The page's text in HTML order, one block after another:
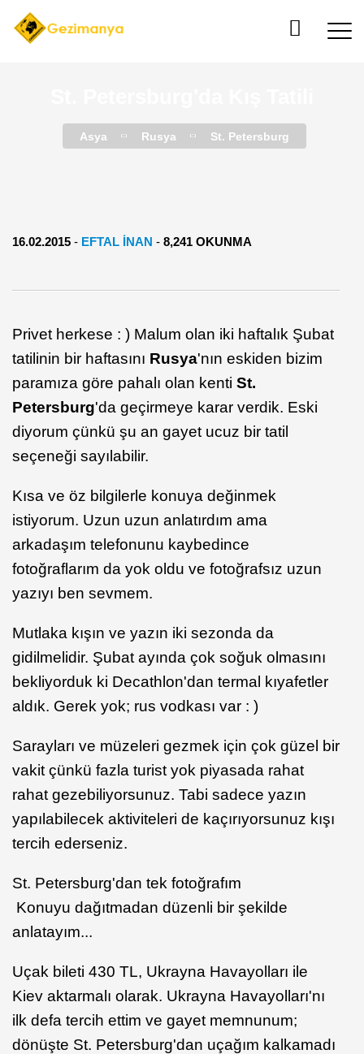
Asya Rusya St. Petersburg
16.02.2015 - EFTAL INAN - 8,241 OKUNMA
Privet herkese : ) Malum olan iki haftalık Şubat
tatilinin bir haftasını Rusya'nın eskiden bizim
paramıza göre pahalı olan kenti St.
Petersburg'da geçirmeye karar verdik. Eski
diyorum çünkü şu an gayet ucuz bir tatil
seçeneği sayılabilir.
Kısa ve öz bilgilerle konuya değinmek
istiyorum. Uzun uzun anlatırdım ama
arkadaşım telefonunu kaybedince
fotoğraflarım da yok oldu ve fotoğrafsız uzun
yazıyı ben sevmem.
Mutlaka kışın ve yazın iki sezonda da
gidilmelidir. Şubat ayında çok soğuk olmasını
bekliyorduk ki Decathlon'dan termal kıyafetler
aldık. Gerek yok; rus vodkası var : )
Sarayları ve müzeleri gezmek için çok güzel bir
vakit çünkü fazla turist yok piyasada rahat
rahat gezebiliyorsunuz. Tabi sadece yazın
yapılabilecek aktiviteleri de kaçırıyorsunuz kışı
tercih ederseniz.
St. Petersburg'dan tek fotoğrafım
Konuyu dağıtmadan düzenli bir şekilde
anlatayım...
Uçak bileti 430 TL, Ukrayna Havayolları ile
Kiev aktarmalı olarak. Ukrayna Havayolları'nı
ilk defa tercih ettim ve gayet memnunum;
dönüşte St. Petersburg'dan uçağım kalkamadı